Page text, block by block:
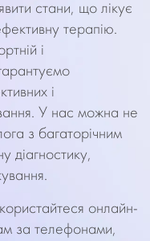
стани, що лікує
терапію.
і
і
У нас можна не
з багаторічним
діагностику,
онлайн-
за телефонами,